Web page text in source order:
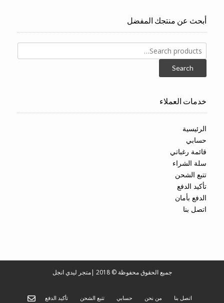
أبحث عن منتجك المفضل
Search
for:
Search
خدمات العملاء
الرئيسية
حسابي
قائمة رغباتي
سلة الشراء
تتبع الشحن
تأكيد الدفع
الدفع بأمان
اتصل بنا
جميع الحقوق محفوظة © 2018 |متجر ليدي انجل
اتصل بنا من نحن حسابي تتبع الشحن تأكيد الدفع